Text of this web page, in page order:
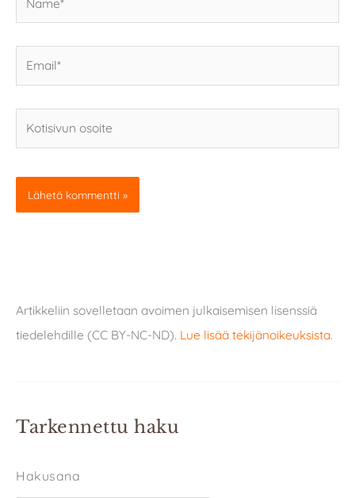
osoite
Artikkeliin sovelletaan avoimen julkaisemisen lisenssiä
tiedelehdille (CC BY-NC-ND). Lue lisää tekijänoikeuksista.
Tarkennettu haku
Hakusana